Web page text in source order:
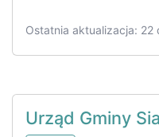
Ostatnia aktualizacja: 22
Urząd Gminy